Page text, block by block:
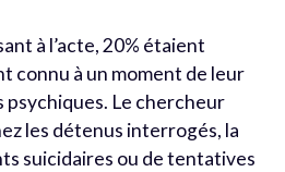
à l’acte, 20% étaient
connu à un moment de leur
Le chercheur
les détenus interrogés, la
suicidaires ou de tentatives